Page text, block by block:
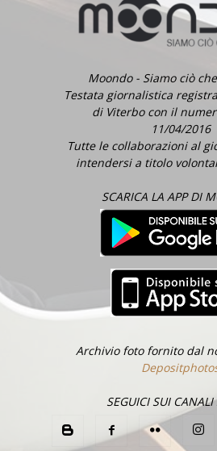
Moondo - Siamo ciò
Testata giornalistica
di Viterbo con il
11/04/2016
Tutte le collaborazioni al
intendersi a titolo
SCARICA LA APP DI
Archivio foto fornito dal
SEGUICI SUI CANALI